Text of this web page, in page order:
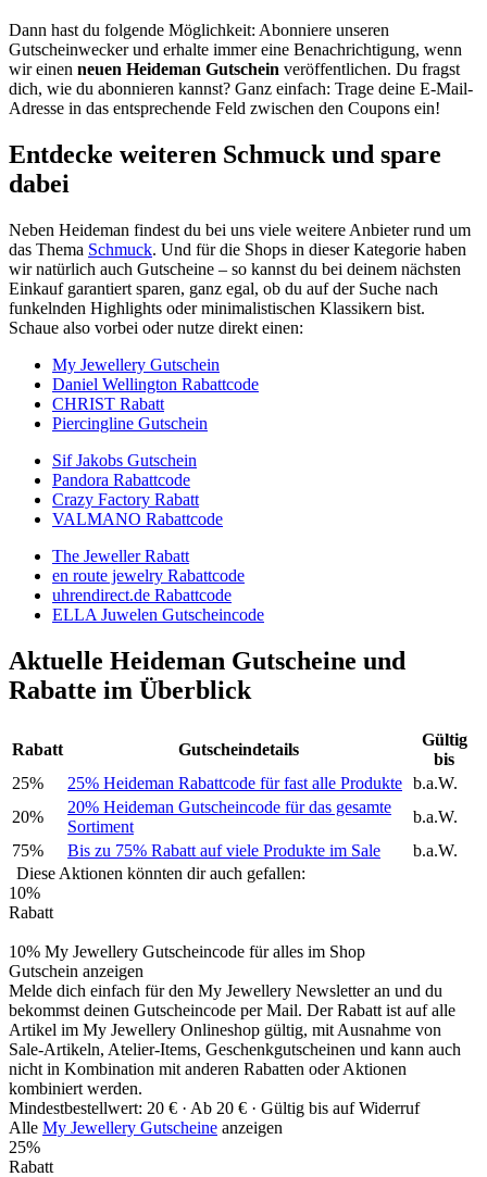
Dann hast du folgende Möglichkeit: Abonniere unseren
Gutscheinweckerund erhalte immer eine Benachrichtigung, wenn
wir einen neuen Heideman Gutschein veröffentlichen. Du fragst
dich, wie du abonnieren kannst? Ganz einfach: Trage deine E-Mail-
Adresse in das entsprechende Feld zwischen den Coupons ein!
Entdecke weiteren Schmuck und spare
dabei
Neben Heideman findest du bei uns viele weitere Anbieter rund um
das Thema Schmuck. Und für die Shops in dieser Kategorie haben
wir natürlich auch Gutscheine – so kannst du bei deinem nächsten
Einkauf garantiert sparen, ganz egal, ob du auf der Suche nach
funkelnden Highlights oder minimalistischen Klassikern bist.
Schaue also vorbei oder nutze direkt einen:
My Jewellery Gutschein
Daniel Wellington Rabattcode
CHRIST Rabatt
Piercingline Gutschein
Sif Jakobs Gutschein
Pandora Rabattcode
Crazy Factory Rabatt
VALMANO Rabattcode
The Jeweller Rabatt
en route jewelry Rabattcode
uhrendirect.de Rabattcode
ELLA Juwelen Gutscheincode
Aktuelle Heideman Gutscheine und
Rabatte im Überblick
Rabatt Gutscheindetails
Gültig
bis
25%
25% Heideman Rabattcode für fast alle Produkte b.a.W.
20%
20% Heideman Gutscheincode für das gesamte
Sortiment
b.a.W.
75%
Bis zu 75% Rabatt auf viele Produkte im Sale
b.a.W.
Diese Aktionen könnten dir auch gefallen:
10%
Rabatt
10% My Jewellery Gutscheincode für alles im Shop
Gutschein anzeigen
Melde dich einfach für den My Jewellery Newsletter an und du
bekommst deinen Gutscheincode per Mail. Der Rabatt ist auf alle
Artikel im My Jewellery Onlineshop gültig, mit Ausnahme von
Sale-Artikeln, Atelier-Items, Geschenkgutscheinen und kann auch
nicht in Kombination mit anderen Rabatten oder Aktionen
kombiniert werden.
Mindestbestellwert: 20 € · Ab 20 € · Gültig bis auf Widerruf
Alle My Jewellery Gutscheine anzeigen
25%
Rabatt